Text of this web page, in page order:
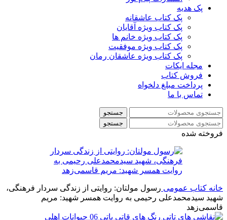
پک هدیه
پک کتاب عاشقانه
پک کتاب ویژه آقایان
پک کتاب ویژه خانم ها
پک کتاب ویژه موفقیت
پک کتاب ویژه عاشقان رمان
مجله ایکات
فروش کتاب
پرداخت مبلغ دلخواه
تماس با ما
جستجو
جستجو
فروخته شده
خانه کتاب عمومی رسول مولتان: روایتی از زندگی سردار فرهنگی،
شهید سیدمحمدعلی رحیمی به روایت همسر شهید: مریم
قاسمی‌زهد